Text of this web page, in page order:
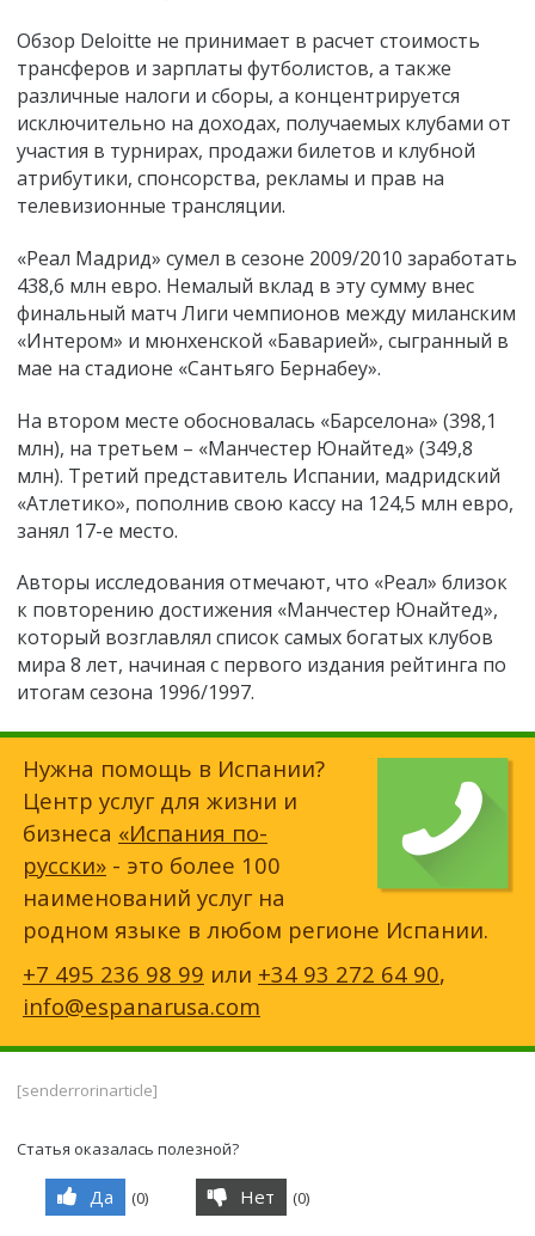
Обзор Deloitte не принимает в расчет стоимость
трансферов и зарплаты футболистов, а также
различные налоги и сборы, а концентрируется
исключительно на доходах, получаемых клубами от
участия в турнирах, продажи билетов и клубной
атрибутики, спонсорства, рекламы и прав на
телевизионные трансляции.
«Реал Мадрид» сумел в сезоне 2009/2010 заработать
438,6 млн евро. Немалый вклад в эту сумму внес
финальный матч Лиги чемпионов между миланским
«Интером» и мюнхенской «Баварией», сыгранный в
мае на стадионе «Сантьяго Бернабеу».
На втором месте обосновалась «Барселона» (398,1
млн), на третьем – «Манчестер Юнайтед» (349,8
млн). Третий представитель Испании, мадридский
«Атлетико», пополнив свою кассу на 124,5 млн евро,
занял 17-е место.
Авторы исследования отмечают, что «Реал» близок
к повторению достижения «Манчестер Юнайтед»,
который возглавлял список самых богатых клубов
мира 8 лет, начиная с первого издания рейтинга по
итогам сезона 1996/1997.
Нужна помощь в Испании?
Центр услуг для жизни и
бизнеса «Испания по-
русски» - это более 100
наименований услуг на
родном языке в любом регионе Испании.
+7 495 236 98 99 или +34 93 272 64 90,
info@espanarusa.com
[senderrorinarticle]
Статья оказалась полезной?
Да (0) Нет (0)